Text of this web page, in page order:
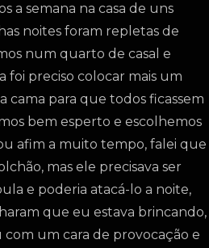
a semana na casa de uns
noites foram repletas de
num quarto de casal e
foi preciso colocar mais um
cama para que todos ficassem
bem esperto e escolhemos
afim a muito tempo, falei que
mas ele precisava ser
e poderia atacá-lo a noite,
que eu estava brincando,
um cara de provocação e